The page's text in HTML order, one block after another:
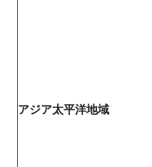
アジア太平洋地域